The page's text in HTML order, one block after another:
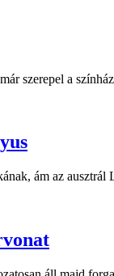
szerepel a
ám az